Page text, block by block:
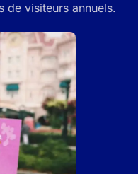
de visiteurs annuels.